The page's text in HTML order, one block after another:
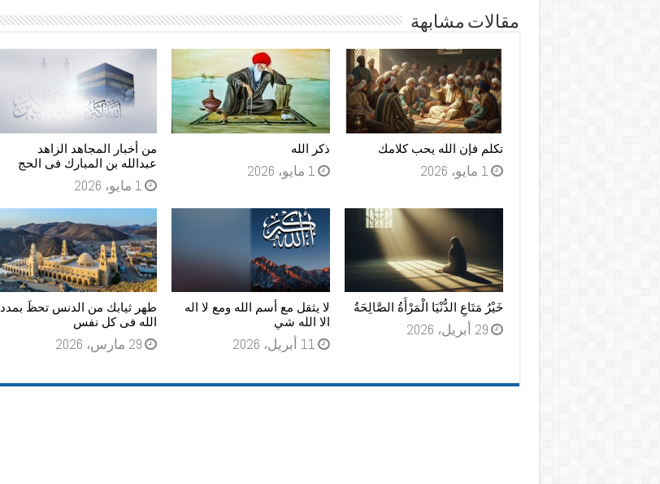
مقالات مشابهة
تكلم فإن الله يحب كلامك
1 مايو، 2026
ذكر الله
1 مايو، 2026
من أخبار المجاهد الزاهد
عبدالله بن المبارك فى الحج
1 مايو، 2026
خَيْرُ مَتَاعِ الدُّنْيَا الْمَرْأَةُ الصَّالِحَةُ
29 أبريل، 2026
لا يثقل مع أسم الله ومع لا اله
الا الله شي
11 أبريل، 2026
طهر ثيابك من الدنس تحظَ بمدد
الله فى كل نفس
29 مارس، 2026